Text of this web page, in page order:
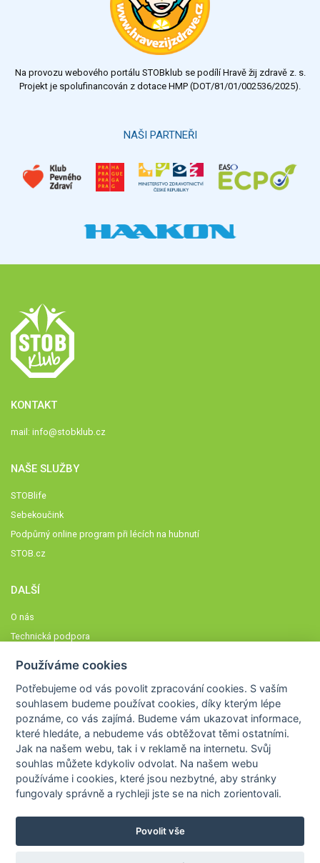
Výsledky Všechny ankety
Na provozu webového portálu STOBklub se podílí Hravě žij zdravě z. s.
Projekt je spolufinancován z dotace HMP (DOT/81/01/002536/2025).
NAŠI PARTNEŘI
KONTAKT
mail: info@stobklub.cz
NAŠE SLUŽBY
STOBlife
Sebekoučink
Podpůrný online program při lécích na hubnutí
STOB.cz
DALŠÍ
O nás
Technická podpora
Členové STOBklubu
Zásady nakládání s osobními údaji
Otestujte se
Spočítejte si
Výzva 52
Používáme cookies
Potřebujeme od vás povolit zpracování cookies. S vaším
souhlasem budeme používat cookies, díky kterým lépe
poznáme,co vás zajímá. Budeme vám ukazovat informace,
které hledáte, a nebudeme vás obtěžovat těmi ostatními.
Jak na našem webu, tak i v reklamě na internetu. Svůj
souhlas můžete kdykoliv odvolat. Na našem webu
používáme i cookies, které jsou nezbytné, aby stránky
fungovaly správně a rychleji jste se na nich zorientovali.
Povolit vše